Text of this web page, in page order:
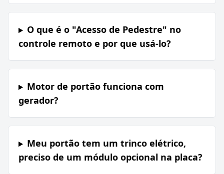
O que é o "Acesso de Pedestre" no
controle remoto e por que usá-lo?
Motor de portão funciona com
gerador?
Meu portão tem um trinco elétrico,
preciso de um módulo opcional na placa?